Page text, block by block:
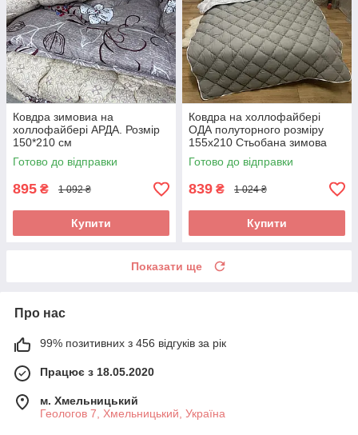
Ковдра зимовиа на
холлофайбері АРДА. Розмір
150*210 см
Готово до відправки
895 ₴ 1 092 ₴
Купити
Ковдра на холлофайбері
ОДА полуторного розміру
155х210 Стьобана зимова
ковдра високої якості
Готово до відправки
839 ₴ 1 024 ₴
Купити
Показати ще
Про нас
99% позитивних з 456 відгуків за рік
Працює з 18.05.2020
м. Хмельницький
Геологов 7, Хмельницький, Україна